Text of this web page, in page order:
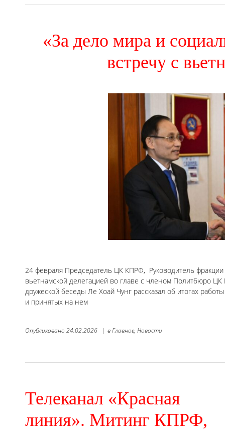
«За дело мира и
встречу с
24 февраля Председатель ЦК КПРФ, Руководитель
вьетнамской делегацией во главе с членом Политбюро
дружеской беседы Ле Хоай Чунг рассказал об итогах
и принятых на нем
Опубликовано 24.02.2026 | вГлавное, Новости
Телеканал «Красная
линия». Митинг КПРФ,